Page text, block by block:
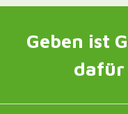
Geben ist
dafür